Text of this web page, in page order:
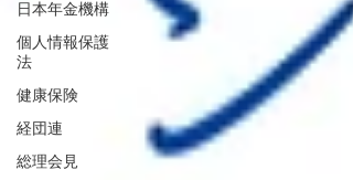
日本年金機構
個人情報保護
法
健康保険
経団連
総理会見